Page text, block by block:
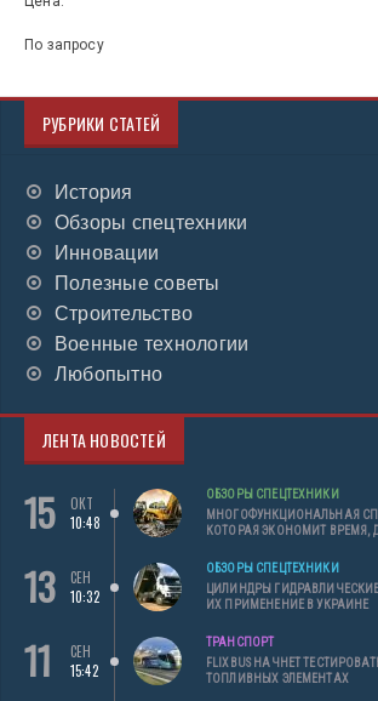
По запросу
РУБРИКИ СТАТЕЙ
История
Обзоры спецтехники
Инновации
Полезные советы
Строительство
Военные технологии
Любопытно
ЛЕНТА НОВОСТЕЙ
15
ОКТ
10:48
ОБЗОРЫ СПЕЦТЕХНИКИ
МНОГОФУНКЦИОНАЛЬНАЯ
КОТОРАЯ ЭКОНОМИТ ВРЕМЯ,
13
СЕН
10:32
ОБЗОРЫ СПЕЦТЕХНИКИ
ЦИЛИНДРЫ
ИХ ПРИМЕНЕНИЕ В УКРАИНЕ
11
СЕН
15:42
ТРАНСПОРТ
FLIXBUS НАЧНЕТ
ТОПЛИВНЫХ ЭЛЕМЕНТАХ